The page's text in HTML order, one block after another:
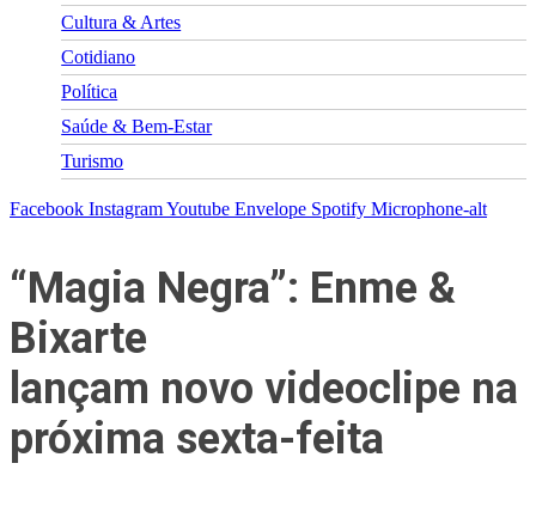
Cultura & Artes
Cotidiano
Política
Saúde & Bem-Estar
Turismo
Facebook InstagramYoutube Envelope Spotify Microphone-alt
“Magia Negra”: Enme &
Bixarte
lançam novo videoclipe na
próxima sexta-feita